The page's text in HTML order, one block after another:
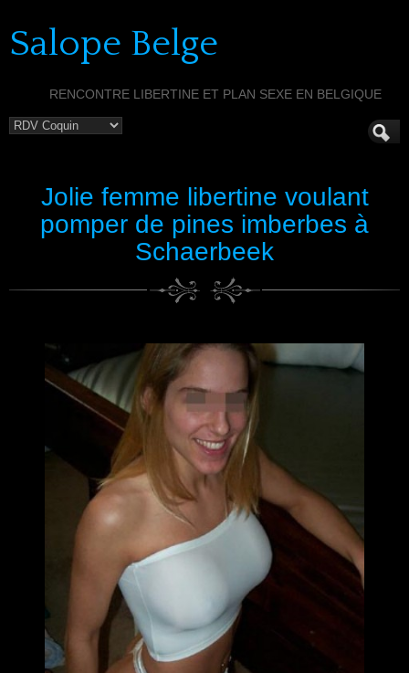
Salope Belge
RENCONTRE LIBERTINE ET PLAN SEXE EN BELGIQUE
Jolie femme libertine voulant
pomper de pines imberbes à
Schaerbeek